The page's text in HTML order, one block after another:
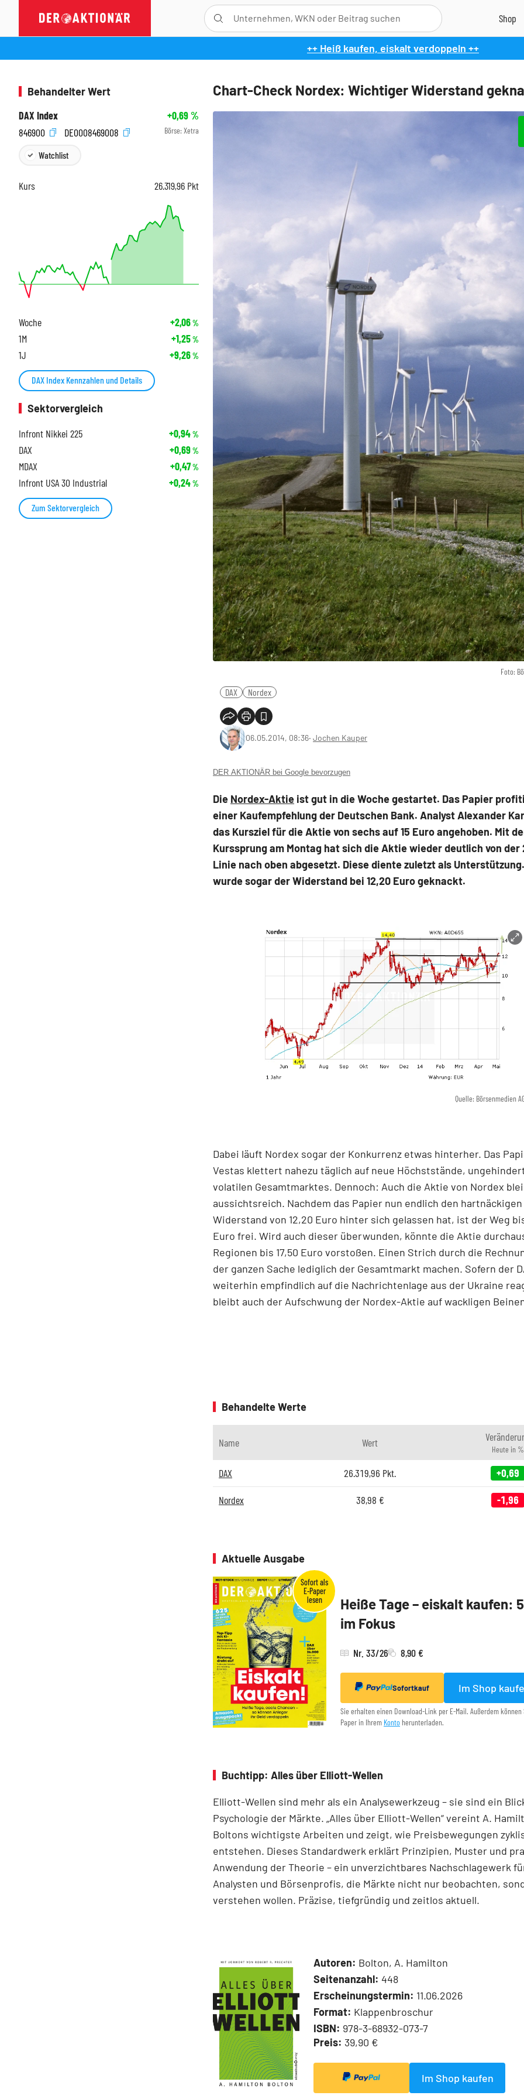
++ Heiß kaufen, eiskalt verdoppeln ++
Chart-Check Nordex: Wichtiger Widerstand
Foto:
DAX Nordex
06.05.2014, 08:36‧ Jochen Kauper
DER AKTIONÄR bei Google bevorzugen
Die Nordex-Aktie ist gut in die Woche gestartet. Das Papier
einer Kaufempfehlung der Deutschen Bank. Analyst Alexander
das Kursziel für die Aktie von sechs auf 15 Euro angehoben. Mit
Kurssprung am Montag hat sich die Aktie wieder deutlich von der
Linie nach oben abgesetzt. Diese diente zuletzt als
wurde sogar der Widerstand bei 12,20 Euro geknackt.
Quelle: Börsenmedien
Dabei läuft Nordex sogar der Konkurrenz etwas hinterher. Das
Vestas klettert nahezu täglich auf neue Höchststände,
volatilen Gesamtmarktes. Dennoch: Auch die Aktie von Nordex
aussichtsreich. Nachdem das Papier nun endlich den hartnäckigen
Widerstand von 12,20 Euro hinter sich gelassen hat, ist der Weg
Euro frei. Wird auch dieser überwunden, könnte die Aktie
Regionen bis 17,50 Euro vorstoßen. Einen Strich durch die
der ganzen Sache lediglich der Gesamtmarkt machen. Sofern der
weiterhin empfindlich auf die Nachrichtenlage aus der Ukraine
bleibt auch der Aufschwung der Nordex-Aktie auf wackligen
Behandelte Werte
Name Wert
Heute in %
DAX 26.319,96 Pkt. +0,69
Nordex 38,98 € -1,96
Aktuelle Ausgabe
Heiße Tage – eiskalt kaufen:
im Fokus
Nr. 33/26 8,90 €
Sofortkauf Im Shop
Sie erhalten einen Download-Link per E-Mail. Außerdem
Paper in Ihrem Konto herunterladen.
Buchtipp: Alles über Elliott-Wellen
Elliott-Wellen sind mehr als ein Analysewerkzeug – sie sind ein
Psychologie der Märkte. „Alles über Elliott-Wellen“ vereint A.
Boltons wichtigste Arbeiten und zeigt, wie Preisbewegungen
entstehen. Dieses Standardwerk erklärt Prinzipien, Muster und
Anwendung der Theorie – ein unverzichtbares Nachschlagewerk
Analysten und Börsenprofis, die Märkte nicht nur beobachten,
verstehen wollen. Präzise, tiefgründig und zeitlos aktuell.
Autoren: Bolton, A. Hamilton
Seitenanzahl: 448
Erscheinungstermin: 11.06.2026
Format: Klappenbroschur
ISBN: 978-3-68932-073-7
Preis: 39,90 €
Im Shop kaufen
Behandelter Wert
DAX Index
+0,69%
846900
DE0008469008 Börse: Xetra
Watchlist
Kurs 26.319,96 Pkt
Woche +2,06%
1M +1,25%
1J +9,26%
DAX Index Kennzahlen und Details
Sektorvergleich
Infront Nikkei 225
+0,94%
DAX +0,69%
MDAX +0,47%
Infront USA 30 Industrial +0,24%
Zum Sektorvergleich